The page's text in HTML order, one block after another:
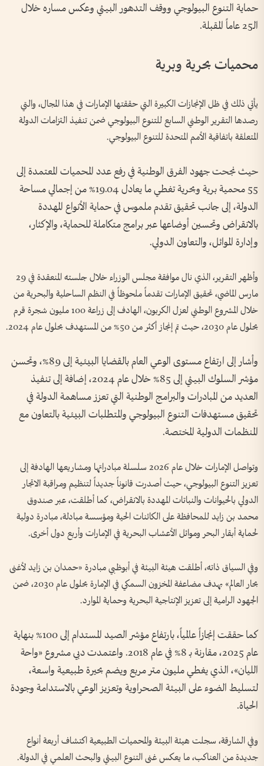
حماية التنوع البيولوجي ووقف التدهور البيئي وعكس مساره خلال
الـ25 عاماً المقبلة.
محميات بحرية وبرية
يأتي ذلك في ظل الإنجازات الكبيرة التي حققتها الإمارات في هذا المجال، والتي
رصدها التقرير الوطني السابع للتنوع البيولوجي ضمن تنفيذ التزامات الدولة
المتعلقة باتفاقية الأمم المتحدة للتنوع البيولوجي.
حيث نجحت جهود الفرق الوطنية في رفع عدد المحميات المعتمدة إلى
55 محمية برية وبحرية تغطي ما يعادل 19.04% من إجمالي مساحة
الدولة، إلى جانب تحقيق تقدم ملموس في حماية الأنواع المهددة
بالانقراض وتحسين أوضاعها عبر برامج متكاملة للحماية، والإكثار،
وإدارة الموائل، والتعاون الدولي.
وأظهر التقرير، الذي نال موافقة مجلس الوزراء خلال جلسته المنعقدة في 29
مارس الماضي، تحقيق الإمارات تقدماً ملحوظاً في النظم الساحلية والبحرية من
خلال المشروع الوطني لعزل الكربون، الهادف إلى زراعة 100 مليون شجرة قرم
بحلول عام 2030، حيث تم إنجاز أكثر من 50% من المستهدف بحلول عام 2024.
وأشار إلى ارتفاع مستوى الوعي العام بالقضايا البيئية إلى 89%، وتحسن
مؤشر السلوك البيئي إلى 85% خلال عام 2024، إضافة إلى تنفيذ
العديد من المبادرات والبرامج الوطنية التي تعزز مساهمة الدولة في
تحقيق مستهدفات التنوع البيولوجي والمتطلبات البيئية بالتعاون مع
المنظمات الدولية المختصة.
وتواصل الإمارات خلال عام 2026 سلسلة مبادراتها ومشاريعها الهادفة إلى
تعزيز التنوع البيولوجي، حيث أصدرت قانوناً جديداً لتنظيم ومراقبة الاتجار
الدولي بالحيوانات والنباتات المهددة بالانقراض، كما أطلقت، عبر صندوق
محمد بن زايد للمحافظة على الكائنات الحية ومؤسسة مبادلة، مبادرة دولية
لحماية أبقار البحر وموائل الأعشاب البحرية في الإمارات وأربع دول أخرى.
وفي السياق ذاته، أطلقت هيئة البيئة في أبوظبي مبادرة «حمدان بن زايد لأغنى
بحار العالم» بهدف مضاعفة المخزون السمكي في الإمارة بحلول عام 2030، ضمن
الجهود الرامية إلى تعزيز الإنتاجية البحرية وحماية الموارد.
كما حققت إنجازاً عالمياً، بارتفاع مؤشر الصيد المستدام إلى 100% بنهاية
عام 2025، مقارنة بـ 8% في عام 2018. واعتمدت دبي مشروع «واحة
الليان»، الذي يغطي مليون متر مربع ويضم بحيرة طبيعية واسعة،
لتسليط الضوء على البيئة الصحراوية وتعزيز الوعي بالاستدامة وجودة
الحياة.
وفي الشارقة، سجلت هيئة البيئة والمحميات الطبيعية اكتشاف أربعة أنواع
جديدة من العناكب، ما يعكس غنى التنوع البيئي والبحث العلمي في الدولة.